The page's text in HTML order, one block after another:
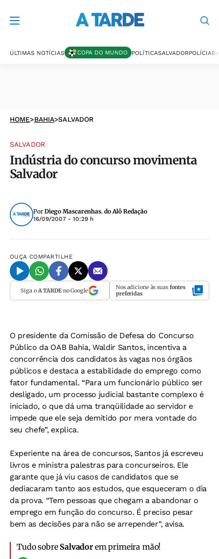
ÚLTIMAS NOTÍCIAS COPA DO MUNDO POLÍTICASALVADORPOLÍCIA
HOME>BAHIA>SALVADOR
SALVADOR
Indústria do concurso movimenta
Salvador
Por Diego Mascarenhas. do Alô Redação
16/09/2007 - 10:29 h
OUÇA COMPARTILHE
Siga o A TARDEno Google Nos adicione às suas fontes
preferidas
O presidente da Comissão de Defesa do Concurso
Público da OAB Bahia, Waldir Santos, incentiva a
concorrência dos candidatos às vagas nos órgãos
públicos e destaca a estabilidade do emprego como
fator fundamental. “Para um funcionário público ser
desligado, um processo judicial bastante complexo é
iniciado, o que dá uma tranqüilidade ao servidor e
impede que ele seja demitido por mera vontade do
seu chefe”, explica.
Experiente na área de concursos, Santos já escreveu
livros e ministra palestras para concurseiros. Ele
garante que já viu casos de candidatos que se
dediacaram tanto aos estudos, que esqueceram o dia
da prova. “Tem pessoas que chegam a abandonar o
emprego em função do concurso. É preciso pesar
bem as decisões para não se arrepender”, avisa.
Tudo sobre Salvadorem primeira mão!